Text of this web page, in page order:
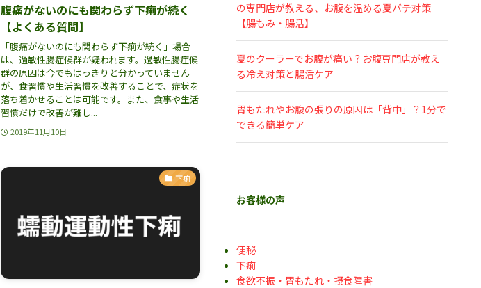
腹痛がないのにも関わらず下痢が続く
【よくある質問】
「腹痛がないのにも関わらず下痢が続く」場合
は、過敏性腸症候群が疑われます。過敏性腸症候
群の原因は今でもはっきりと分かっていません
が、食習慣や生活習慣を改善することで、症状を
落ち着かせることは可能です。また、食事や生活
習慣だけで改善が難し...
2019年11月10日
下痢
の専門店が教える、お腹を温める夏バテ対策
【腸もみ・腸活】
夏のクーラーでお腹が痛い？お腹専門店が教え
る冷え対策と腸活ケア
胃もたれやお腹の張りの原因は「背中」？1分で
できる簡単ケア
お客様の声
便秘
下痢
食欲不振・胃もたれ・摂食障害